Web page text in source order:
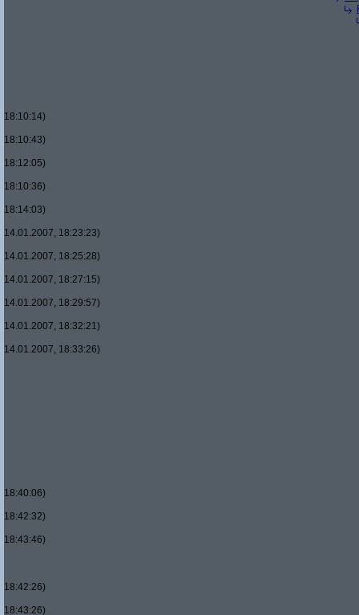
18:10:14)
18:10:43)
18:12:05)
18:10:36)
18:14:03)
14.01.2007, 18:23:23)
14.01.2007, 18:25:28)
14.01.2007, 18:27:15)
14.01.2007, 18:29:57)
14.01.2007, 18:32:21)
14.01.2007, 18:33:26)
18:40:06)
18:42:32)
18:43:46)
18:42:26)
18:43:26)